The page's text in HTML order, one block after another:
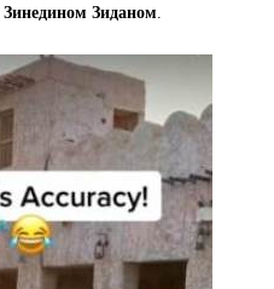
Зинедином Зиданом